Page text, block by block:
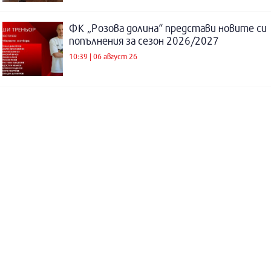
ФК „Розова долина“ представи новите си
попълнения за сезон 2026/2027
10:39 | 06 август 26